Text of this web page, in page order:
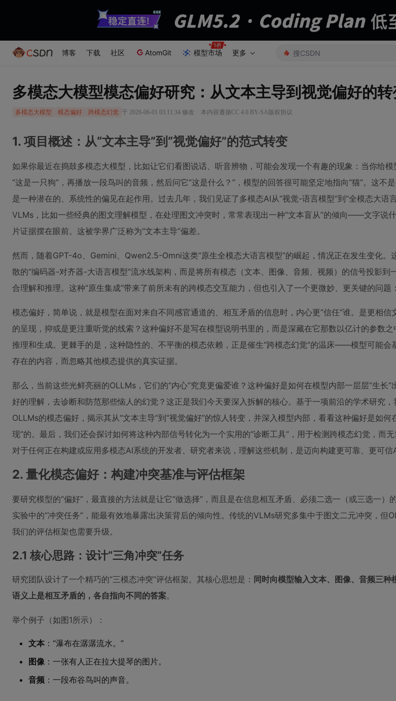
博客 下载 社区 AtomGit 模型市场 更多
多模态大模型模态偏好研究：从文本主导到视觉偏好的
多模态大模型 模态偏好 跨模态幻觉 于 2026-06-01 03:11:34 修改 · 本内容遵循CC 4.0 BY-SA版权协议
1. 项目概述：从“文本主导”到“视觉偏好”的范式转变
如果你最近在捣鼓多模态大模型，比如让它们看图说话、听音辨物，可能会发现一个有趣的现象：当你给
“这是一只狗”，再播放一段鸟叫的音频，然后问它“这是什么？”，模型的回答很可能坚定地指向“猫”。这不
是一种潜在的、系统性的偏见在起作用。过去几年，我们见证了多模态AI从“视觉-语言模型”到“全模态大语
VLMs，比如一些经典的图文理解模型，在处理图文冲突时，常常表现出一种“文本盲从”的倾向——文字说
片证据摆在眼前。这被学界广泛称为“文本主导”偏差。
然而，随着GPT-4o、Gemini、Qwen2.5-Omni这类“原生全模态大语言模型”的崛起，情况正在发生变化。
散的“编码器-对齐器-大语言模型”流水线架构，而是将所有模态（文本、图像、音频、视频）的信号投影到
合理解和推理。这种“原生集成”带来了前所未有的跨模态交互能力，但也引入了一个更微妙、更关键的问题：
模态偏好，简单说，就是模型在面对来自不同感官通道的、相互矛盾的信息时，内心更“信任”谁。是更相
的呈现，抑或是更注重听觉的线索？这种偏好不是写在模型说明书里的，而是深藏在它那数以亿计的参数
推理和生成。更棘手的是，这种隐性的、不平衡的模态依赖，正是催生“跨模态幻觉”的温床——模型可能会
存在的内容，而忽略其他模态提供的真实证据。
那么，当前这些光鲜亮丽的OLLMs，它们的“内心”究竟更偏爱谁？这种偏好是如何在模型内部一层层“生长
好的理解，去诊断和防范那些恼人的幻觉？这正是我们今天要深入拆解的核心。基于一项前沿的学术研究
OLLMs的模态偏好，揭示其从“文本主导”到“视觉偏好”的惊人转变，并深入模型内部，看看这种偏好是如何
现”的。最后，我们还会探讨如何将这种内部信号转化为一个实用的“诊断工具”，用于检测跨模态幻觉，而无
对于任何正在构建或应用多模态AI系统的开发者、研究者来说，理解这些机制，是迈向构建更可靠、更可信
2. 量化模态偏好：构建冲突基准与评估框架
要研究模型的“偏好”，最直接的方法就是让它“做选择”，而且是在信息相互矛盾、必须二选一（或三选一）
实验中的“冲突任务”，能最有效地暴露出决策背后的倾向性。传统的VLMs研究多集中于图文二元冲突，但
我们的评估框架也需要升级。
2.1 核心思路：设计“三角冲突”任务
研究团队设计了一个精巧的“三模态冲突”评估框架。其核心思想是： 同时向模型输入文本、图像、音频三
语义上是相互矛盾的，各自指向不同的答案。
举个例子（如图1所示）：
文本 ：“瀑布在潺潺流水。”
图像 ：一张有人正在拉大提琴的图片。
音频 ：一段布谷鸟叫的声音。